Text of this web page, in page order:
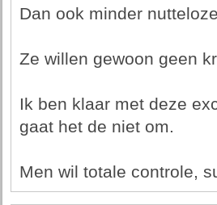
Dan ook minder
Ze willen gewoon geen
Ik ben klaar met deze
gaat het de niet om.
Men wil totale controle,